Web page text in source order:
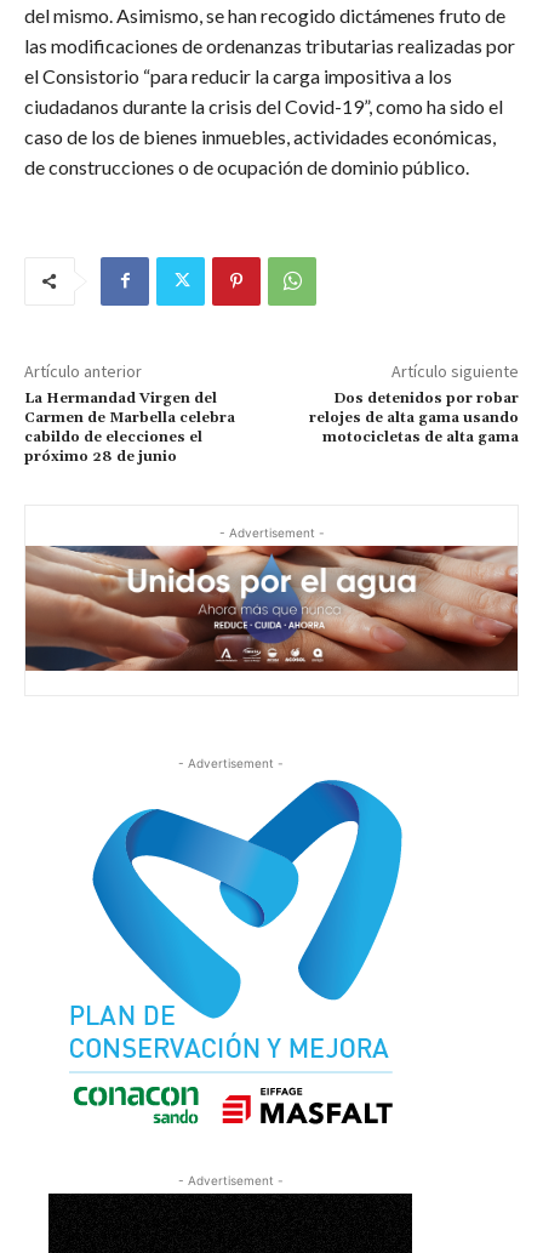
del mismo. Asimismo, se han recogido dictámenes fruto de
las modificaciones de ordenanzas tributarias realizadas por
el Consistorio “para reducir la carga impositiva a los
ciudadanos durante la crisis del Covid-19”, como ha sido el
caso de los de bienes inmuebles, actividades económicas,
de construcciones o de ocupación de dominio público.
Artículo anterior
La Hermandad Virgen del
Carmen de Marbella celebra
cabildo de elecciones el
próximo 28 de junio
Artículo siguiente
Dos detenidos por robar
relojes de alta gama usando
motocicletas de alta gama
- Advertisement -
- Advertisement -
- Advertisement -